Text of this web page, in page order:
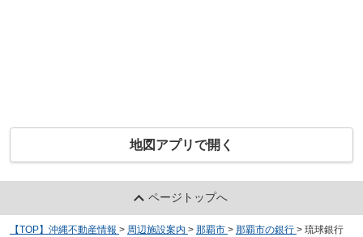
地図アプリで開く
ページトップへ
【TOP】沖縄不動産情報 > 周辺施設案内 > 那覇市 > 那覇市の銀行 > 琉球銀行